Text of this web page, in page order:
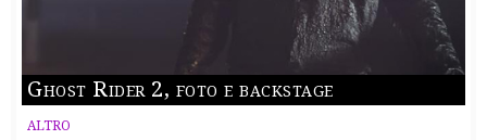
Ghost Rider 2, foto e backstage
ALTRO